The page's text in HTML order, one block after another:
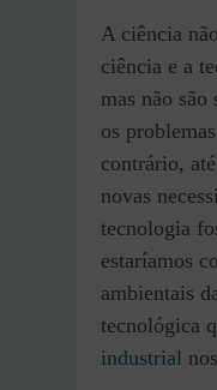
A ciência
ciência e a
mas não são
os
contrário,
novas
tecnologia
estaríamos
ambientais
tecnológica
industrial